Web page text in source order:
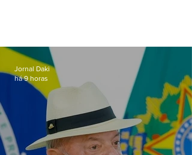
Jornal Daki
há 9 horas